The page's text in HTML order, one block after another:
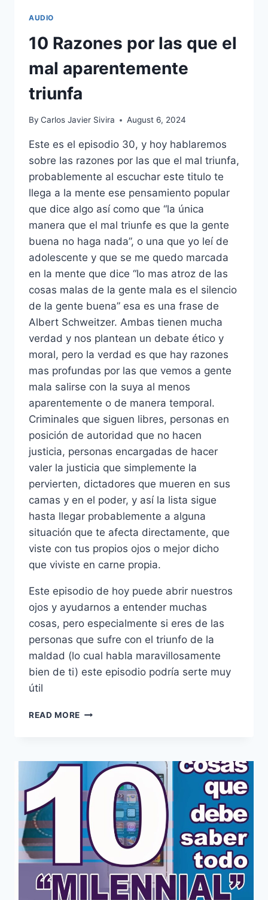
AUDIO
10 Razones por las que el
mal aparentemente
triunfa
By Carlos Javier Sivira August 6, 2024
Este es el episodio 30, y hoy hablaremos
sobre las razones por las que el mal triunfa,
probablemente al escuchar este titulo te
llega a la mente ese pensamiento popular
que dice algo así como que “la única
manera que el mal triunfe es que la gente
buena no haga nada”, o una que yo leí de
adolescente y que se me quedo marcada
en la mente que dice “lo mas atroz de las
cosas malas de la gente mala es el silencio
de la gente buena” esa es una frase de
Albert Schweitzer. Ambas tienen mucha
verdad y nos plantean un debate ético y
moral, pero la verdad es que hay razones
mas profundas por las que vemos a gente
mala salirse con la suya al menos
aparentemente o de manera temporal.
Criminales que siguen libres, personas en
posición de autoridad que no hacen
justicia, personas encargadas de hacer
valer la justicia que simplemente la
pervierten, dictadores que mueren en sus
camas y en el poder, y así la lista sigue
hasta llegar probablemente a alguna
situación que te afecta directamente, que
viste con tus propios ojos o mejor dicho
que viviste en carne propia.
Este episodio de hoy puede abrir nuestros
ojos y ayudarnos a entender muchas
cosas, pero especialmente si eres de las
personas que sufre con el triunfo de la
maldad (lo cual habla maravillosamente
bien de ti) este episodio podría serte muy
útil
READ MORE 10
QUE
MAL
APARENTEMENTE
TRIUNFA